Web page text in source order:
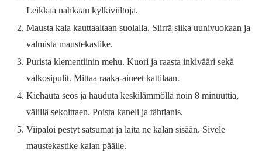
Leikkaa nahkaan kylkiviiltoja.
Mausta kala kauttaaltaan suolalla. Siirrä siika uunivuokaan ja
valmista maustekastike.
Purista klementiinin mehu. Kuori ja raasta inkivääri sekä
valkosipulit. Mittaa raaka-aineet kattilaan.
Kiehauta seos ja hauduta keskilämmöllä noin 8 minuuttia,
välillä sekoittaen. Poista kaneli ja tähtianis.
Viipaloi pestyt satsumat ja laita ne kalan sisään. Sivele
maustekastike kalan päälle.